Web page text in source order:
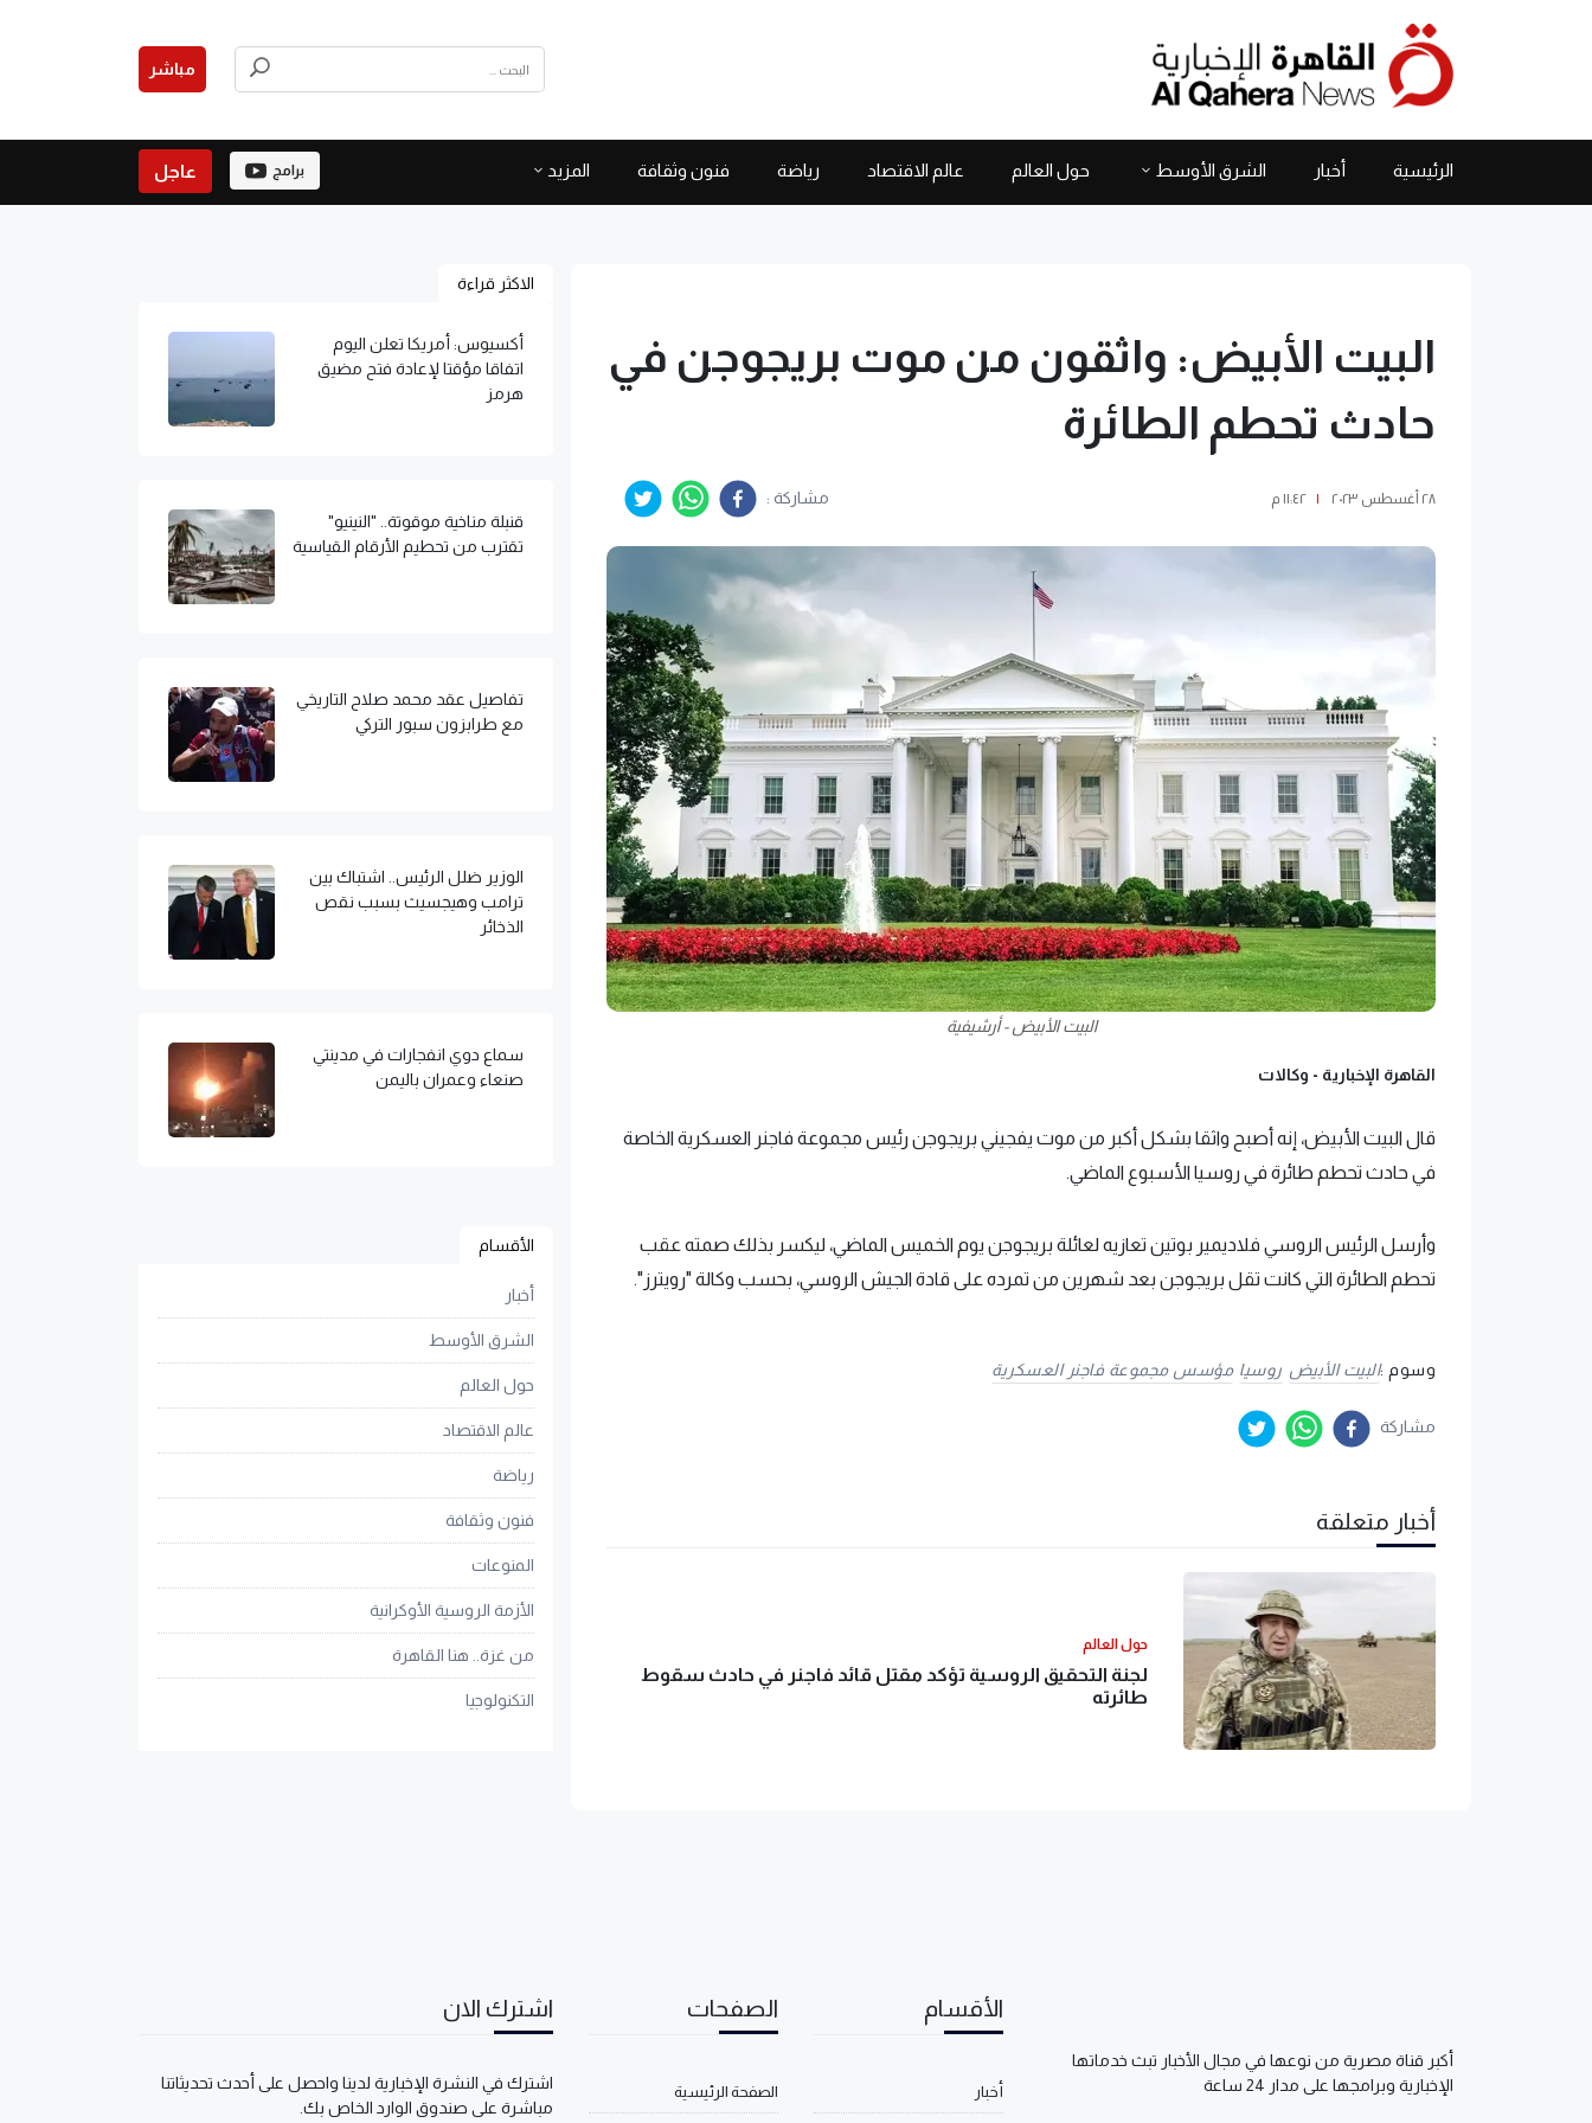
مباشر
الرئيسية أخبار الشرق الأوسط حول العالم عالم الاقتصاد رياضة فنون وثقافة المزيد برامج عاجل
البيت الأبيض: واثقون من موت بريجوجن في
حادث تحطم الطائرة
٢٨ أغسطس ٢٠٢٣ | ١١:٤٢ م مشاركة :
البيت الأبيض - أرشيفية
القاهرة الإخبارية - وكالات
قال البيت الأبيض، إنه أصبح واثقا بشكل أكبر من موت يفجيني بريجوجن رئيس مجموعة فاجنر العسكرية الخاصة
في حادث تحطم طائرة في روسيا الأسبوع الماضي.
وأرسل الرئيس الروسي فلاديمير بوتين تعازيه لعائلة بريجوجن يوم الخميس الماضي، ليكسر بذلك صمته عقب
تحطم الطائرة التي كانت تقل بريجوجن بعد شهرين من تمرده على قادة الجيش الروسي، بحسب وكالة "رويترز".
وسوم :البيت الأبيض روسيا مؤسس مجموعة فاجنر العسكرية
مشاركة
أخبار متعلقة
حول العالم
لجنة التحقيق الروسية تؤكد مقتل قائد فاجنر في حادث سقوط
طائرته
الاكثر قراءة
أكسيوس: أمريكا تعلن اليوم
اتفاقا مؤقتا لإعادة فتح مضيق
هرمز
قنبلة مناخية موقوتة.. "النينيو"
تقترب من تحطيم الأرقام القياسية
تفاصيل عقد محمد صلاح التاريخي
مع طرابزون سبور التركي
الوزير ضلل الرئيس.. اشتباك بين
ترامب وهيجسيث بسبب نقص
الذخائر
سماع دوي انفجارات في مدينتي
صنعاء وعمران باليمن
الأقسام
أخبار
الشرق الأوسط
حول العالم
عالم الاقتصاد
رياضة
فنون وثقافة
المنوعات
الأزمة الروسية الأوكرانية
من غزة.. هنا القاهرة
التكنولوجيا
أكبر قناة مصرية من نوعها في مجال الأخبار تبث خدماتها
الإخبارية وبرامجها على مدار 24 ساعة
الأقسام
أخبار
الصفحات
الصفحة الرئيسية
اشترك الان
اشترك في النشرة الإخبارية لدينا واحصل على أحدث تحديثاتنا
مباشرة على صندوق الوارد الخاص بك.